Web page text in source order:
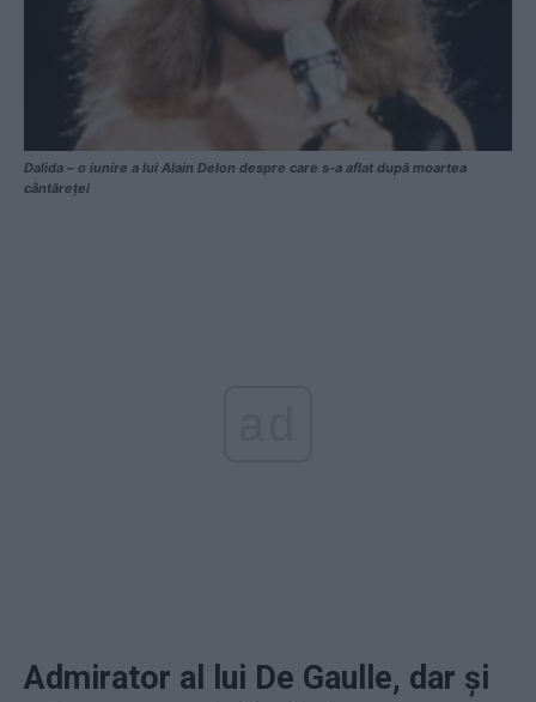
Dalida – o iunire a lui Alain Delon despre care s-a aflat după moartea
cântăreței
Admirator al lui De Gaulle, dar și